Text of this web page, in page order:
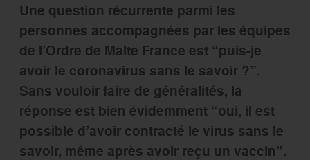
Une question récurrente parmi les
personnes accompagnées par les équipes
de l’Ordre de Malte France est “puis-je
avoir le coronavirus sans le savoir ?”.
Sans vouloir faire de généralités, la
réponse est bien évidemment “oui, il est
possible d’avoir contracté le virus sans le
savoir, même après avoir reçu un vaccin”.